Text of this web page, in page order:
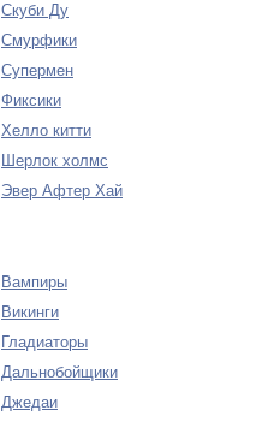
Скуби Ду
Смурфики
Супермен
Фиксики
Хелло китти
Шерлок холмс
Эвер Афтер Хай
Вампиры
Викинги
Гладиаторы
Дальнобойщики
Джедаи